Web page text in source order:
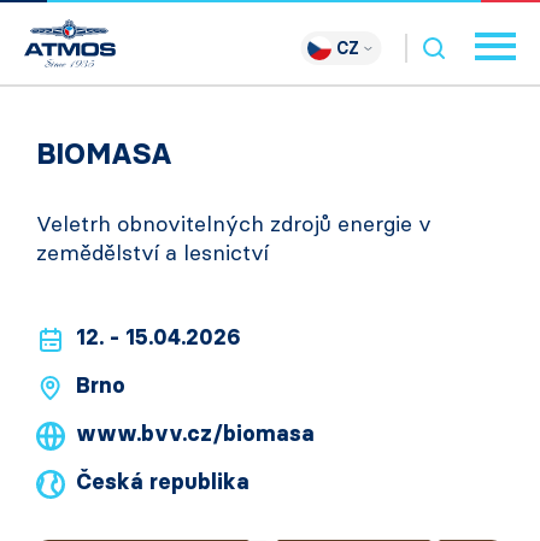
CZ
BIOMASA
Veletrh obnovitelných zdrojů energie v
zemědělství a lesnictví
12. - 15.04.2026
Brno
www.bvv.cz/biomasa
Česká republika